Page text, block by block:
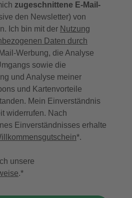
zugeschnittene E-Mail-
den Newsletter) von
Ich bin mit der Nutzung
Daten durch
Werbung, die Analyse
sowie die
und Analyse meiner
und Kartenvorteile
Mein Einverständnis
widerrufen. Nach
Einverständnisses erhalte
*.
unsere
.